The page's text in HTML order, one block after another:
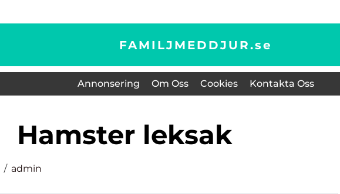
FAMILJMEDDJUR.se
Annonsering Om Oss Cookies Kontakta Oss
hamster leksak
admin